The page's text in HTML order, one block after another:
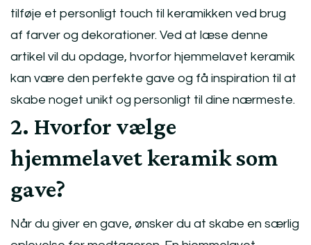
tilføje et personligt touch til keramikken ved brug
af farver og dekorationer. Ved at læse denne
artikel vil du opdage, hvorfor hjemmelavet keramik
kan være den perfekte gave og få inspiration til at
skabe noget unikt og personligt til dine nærmeste.
2. Hvorfor vælge
hjemmelavet keramik som
gave?
Når du giver en gave, ønsker du at skabe en særlig